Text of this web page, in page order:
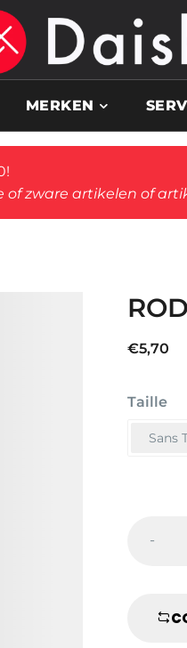
MERKEN
zware artikelen of
€5,70
Taille
Sans
-